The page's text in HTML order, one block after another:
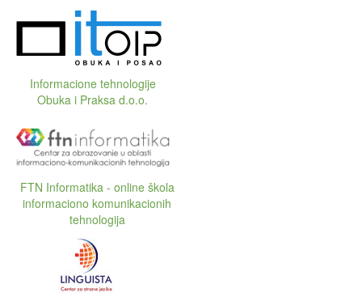
Informacione tehnologije
Obuka i Praksa d.o.o.
FTN Informatika - online škola
informaciono komunikacionih
tehnologija